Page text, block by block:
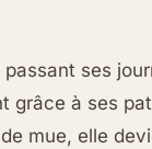
ses
grâce à ses
mue, elle